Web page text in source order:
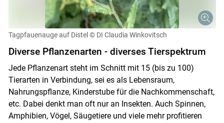
Tagpfauenauge auf Distel © DI Claudia Winkovitsch
Diverse Pflanzenarten - diverses Tierspektrum
Jede Pflanzenart steht im Schnitt mit 15 (bis zu 100)
Tierarten in Verbindung, sei es als Lebensraum,
Nahrungspflanze, Kinderstube für die Nachkommenschaft,
etc. Dabei denkt man oft nur an Insekten. Auch Spinnen,
Amphibien, Vögel, Säugetiere und viele mehr profitieren